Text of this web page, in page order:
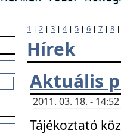
1 | 2 | 3 | 4| 5 | 6 | 7 | 8
Hírek
Aktuális
2011. 03. 18. -
Tájékoztató